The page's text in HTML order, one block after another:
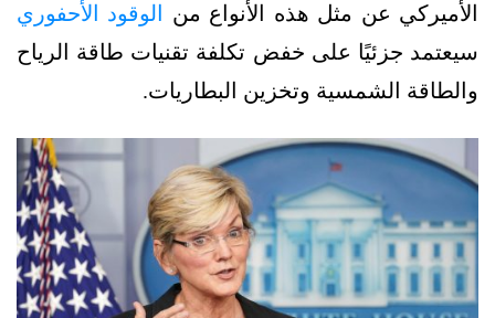
الأميركي عن مثل هذه الأنواع من
الوقود الأحفوري
سيعتمد جزئيًا على خفض تكلفة تقنيات طاقة الرياح
والطاقة الشمسية وتخزين البطاريات.